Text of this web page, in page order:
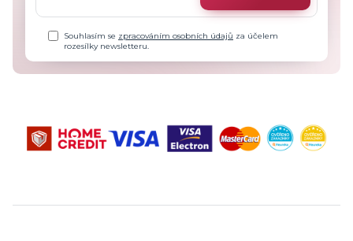
Souhlasím se zpracováním osobních údajů za účelem
rozesílky newsletteru.